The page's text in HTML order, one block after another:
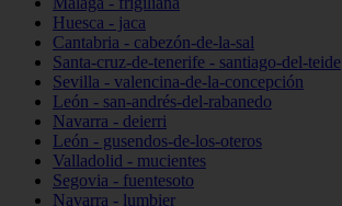
Huesca - jaca
Cantabria - cabezón-de-la-sal
Santa-cruz-de-tenerife - santiago-del-teide
Sevilla - valencina-de-la-concepción
León - san-andrés-del-rabanedo
Navarra - deierri
León - gusendos-de-los-oteros
Valladolid - mucientes
Segovia - fuentesoto
Navarra - lumbier